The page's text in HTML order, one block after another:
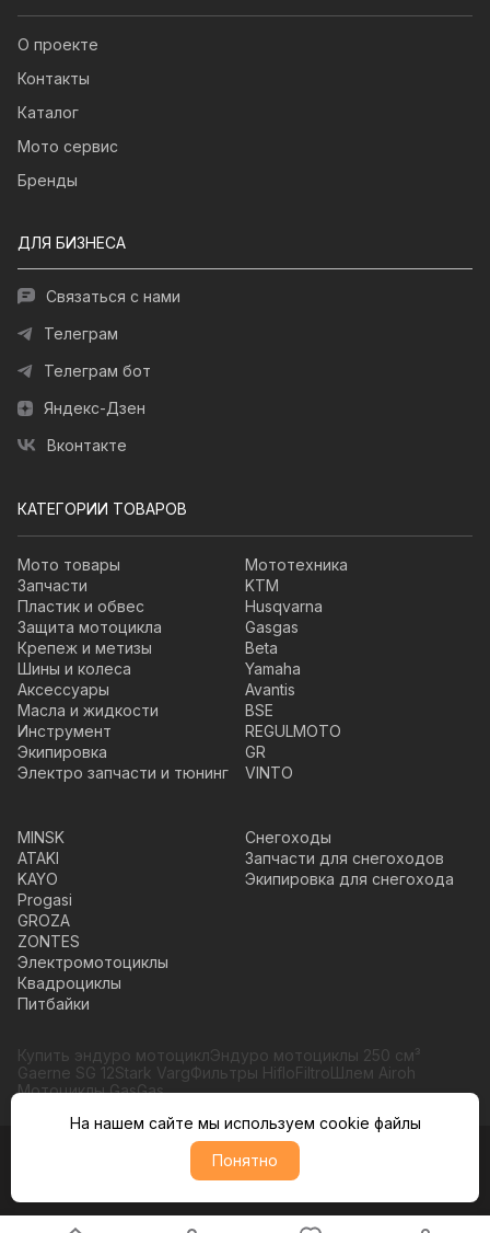
О проекте
Контакты
Каталог
Мото сервис
Бренды
ДЛЯ БИЗНЕСА
Связаться с нами
Телеграм
Телеграм бот
Яндекс-Дзен
Вконтакте
КАТЕГОРИИ ТОВАРОВ
Мото товары
Запчасти
Пластик и обвес
Защита мотоцикла
Крепеж и метизы
Шины и колеса
Аксессуары
Масла и жидкости
Инструмент
Экипировка
Электро запчасти и тюнинг
Мототехника
KTM
Husqvarna
Gasgas
Beta
Yamaha
Avantis
BSE
REGULMOTO
GR
VINTO
MINSK
ATAKI
KAYO
Progasi
GROZA
ZONTES
Электромотоциклы
Квадроциклы
Питбайки
Снегоходы
Запчасти для снегоходов
Экипировка для снегохода
Купить эндуро мотоциклЭндуро мотоциклы 250 см³
Gaerne SG 12Stark VargФильтры HifloFiltroШлем Airoh
Мотоциклы GasGas
© Moto365, Все права защищены
Политика обратботки персональных данных
На нашем сайте мы используем cookie файлы
Понятно